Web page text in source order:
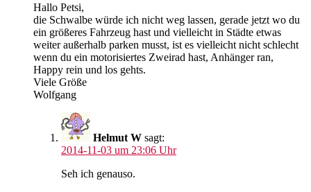
Hallo Petsi,
die Schwalbe würde ich nicht weg lassen, gerade jetzt wo du
ein größeres Fahrzeug hast und vielleicht in Städte etwas
weiter außerhalb parken musst, ist es vielleicht nicht schlecht
wenn du ein motorisiertes Zweirad hast, Anhänger ran,
Happy rein und los gehts.
Viele Größe
Wolfgang
Helmut W sagt:
2014-11-03 um 23:06 Uhr
Seh ich genauso.